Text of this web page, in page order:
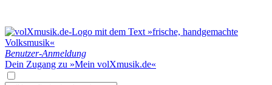
Benutzer-Anmeldung
Dein Zugang zu »Mein volXmusik.de«